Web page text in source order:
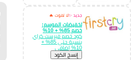
جديد ✨لا تفوت 🔥
تخفيضات الموسم:
خصم 85% + 10%
كود خصم فيرست كراي
بنسبة حتى 85% +
10% إضافي
إِنسخ الكود